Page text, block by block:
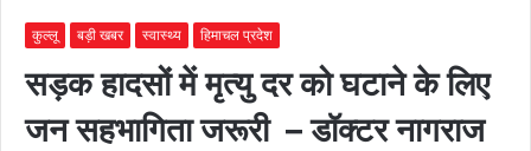
कुल्लू बड़ी खबर स्वास्थ्य हिमाचल प्रदेश
सड़क हादसों में मृत्यु दर को घटाने के लिए
जन सहभागिता जरूरी – डॉक्टर नागराज